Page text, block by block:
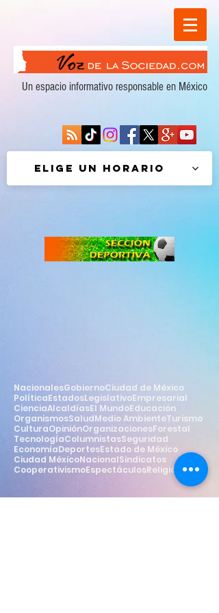
Un espacio informativo responsable en México
Elige un horario
NacionalesGobiernoCiudad de México
PolíticaEstadosLegislativoEmpresarial
CienciaAlcaldíasEl MundoEducación
OrganismosSaludMedio AmbienteTurismo
CulturaOpiniónOrganizacionesForestal
TecnologíaColumnistasSeguridad
EconomíaDeportesEstado de México
Ciudad MéxicoNacionalSindicatos
CooperativismoEspectáculosReligión Estilo